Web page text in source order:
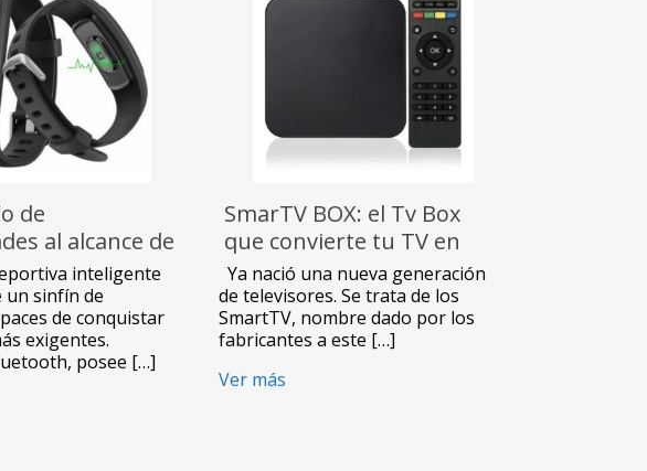
de
al alcance de
el
ID107+ de
inteligente
un sinfín de
de conquistar
exigentes.
posee […]
SmarTV BOX: el Tv Box
que convierte tu TV en
SMART
Ya nació una nueva generación
de televisores. Se trata de los
SmartTV, nombre dado por los
fabricantes a este […]
Ver más